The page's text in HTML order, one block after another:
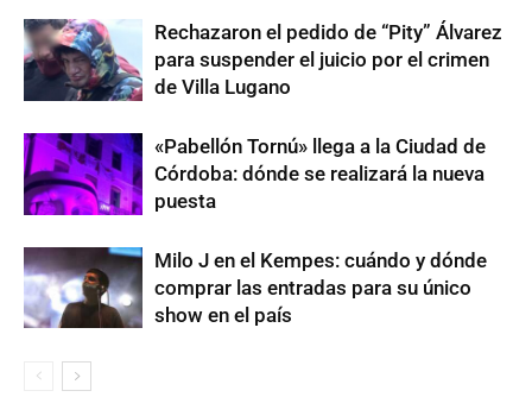
Rechazaron el pedido de “Pity” Álvarez
para suspender el juicio por el crimen
de Villa Lugano
«Pabellón Tornú» llega a la Ciudad de
Córdoba: dónde se realizará la nueva
puesta
Milo J en el Kempes: cuándo y dónde
comprar las entradas para su único
show en el país